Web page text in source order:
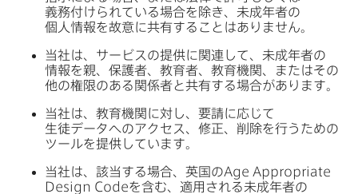
義務付けられている​場合を​除き、​未成年者の​
個人情報を​故意に​共有する​ことは​ありません。
当社は、​サービスの​提供に​関連して、​未成年者の​
情報を​親、​保護者、​教育者、​教育機関、​または​その​
他の​権限の​ある​関係者と​共有する​場合が​あります。
当社は、​教育機関に​対し、​要請に​応じて​
生徒データへの​アクセス、​修正、​削除を​行う​ための​
ツールを​提供しています。
当社は、​該当する​場合、​英国のAge Appropriate
Design Codeを​含む、​適用される​未成年者の​